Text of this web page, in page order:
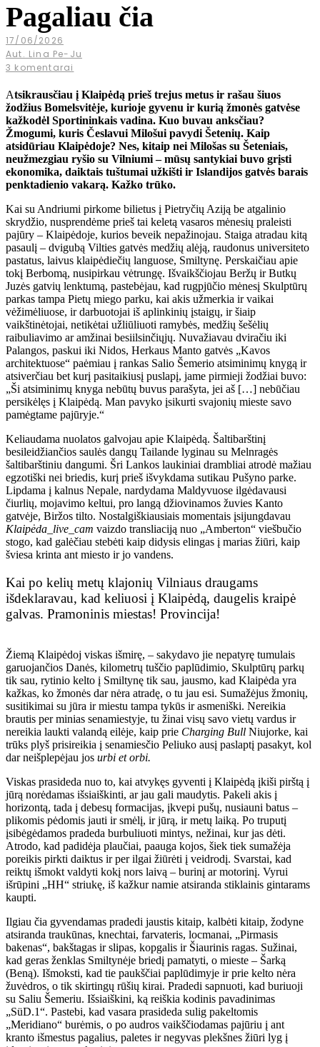
Pagaliau čia
17/06/2026
Aut. Lina Pe-Ju
3 komentarai
Atsikrausčiau į Klaipėdą prieš trejus metus ir rašau šiuos
žodžius Bomelsvitėje, kurioje gyvenu ir kurią žmonės gatvėse
kažkodėl Sportininkais vadina. Kuo buvau anksčiau?
Žmogumi, kuris Česlavui Milošui pavydi Šetenių. Kaip
atsidūriau Klaipėdoje? Nes, kitaip nei Milošas su Šeteniais,
neužmezgiau ryšio su Vilniumi – mūsų santykiai buvo grįsti
ekonomika, daiktais tuštumai užkišti ir Islandijos gatvės barais
penktadienio vakarą. Kažko trūko.
Kai su Andriumi pirkome bilietus į Pietryčių Aziją be atgalinio
skrydžio, nusprendėme prieš tai keletą vasaros mėnesių praleisti
pajūry – Klaipėdoje, kurios beveik nepažinojau. Staiga atradau kitą
pasaulį – dvigubą Vilties gatvės medžių alėją, raudonus universiteto
pastatus, laivus klaipėdiečių languose, Smiltynę. Perskaičiau apie
tokį Berbomą, nusipirkau vėtrungę. Išvaikščiojau Beržų ir Butkų
Juzės gatvių lenktumą, pastebėjau, kad rugpjūčio mėnesį Skulptūrų
parkas tampa Pietų miego parku, kai akis užmerkia ir vaikai
vėžimėliuose, ir darbuotojai iš aplinkinių įstaigų, ir šiaip
vaikštinėtojai, netikėtai užliūliuoti ramybės, medžių šešėlių
raibuliavimo ar amžinai besiilsinčiųjų. Nuvažiavau dviračiu iki
Palangos, paskui iki Nidos, Herkaus Manto gatvės „Kavos
architektuose“ paėmiau į rankas Salio Šemerio atsiminimų knygą ir
atsiverčiau bet kurį pasitaikiusį puslapį, jame pirmieji žodžiai buvo:
„Ši atsiminimų knyga nebūtų buvus parašyta, jei aš […] nebūčiau
persikėlęs į Klaipėdą. Man pavyko įsikurti svajonių mieste savo
pamėgtame pajūryje.“
Keliaudama nuolatos galvojau apie Klaipėdą. Šaltibarštinį
besileidžiančios saulės dangų Tailande lyginau su Melnragės
šaltibarštiniu dangumi. Šri Lankos laukiniai drambliai atrodė mažiau
egzotiški nei briedis, kurį prieš išvykdama sutikau Pušyno parke.
Lipdama į kalnus Nepale, nardydama Maldyvuose ilgėdavausi
čiurlių, mojavimo keltui, pro langą džiovinamos žuvies Kanto
gatvėje, Biržos tilto. Nostalgiškiausiais momentais įsijungdavau
Klaipėda_live_cam vaizdo transliaciją nuo „Amberton“ viešbučio
stogo, kad galėčiau stebėti kaip didysis elingas į marias žiūri, kaip
šviesa krinta ant miesto ir jo vandens.
Kai po kelių metų klajonių Vilniaus draugams
išdeklaravau, kad keliuosi į Klaipėdą, daugelis kraipė
galvas. Pramoninis miestas! Provincija!
Žiemą Klaipėdoj viskas išmirę, – sakydavo jie nepatyrę tumulais
garuojančios Danės, kilometrų tuščio paplūdimio, Skulptūrų parkų
tik sau, rytinio kelto į Smiltynę tik sau, jausmo, kad Klaipėda yra
kažkas, ko žmonės dar nėra atradę, o tu jau esi. Sumažėjus žmonių,
susitikimai su jūra ir miestu tampa tykūs ir asmeniški. Nereikia
brautis per minias senamiestyje, tu žinai visų savo vietų vardus ir
nereikia laukti valandą eilėje, kaip prie Charging Bull Niujorke, kai
trūks plyš prisireikia į senamiesčio Peliuko ausį paslaptį pasakyt, kol
dar neišplepėjau jos urbi et orbi.
Viskas prasideda nuo to, kai atvykęs gyventi į Klaipėdą įkiši pirštą į
jūrą norėdamas išsiaiškinti, ar jau gali maudytis. Pakeli akis į
horizontą, tada į debesų formacijas, įkvepi pušų, nusiauni batus –
plikomis pėdomis jauti ir smėlį, ir jūrą, ir metų laiką. Po truputį
įsibėgėdamos pradeda burbuliuoti mintys, nežinai, kur jas dėti.
Atrodo, kad padidėja plaučiai, paauga kojos, šiek tiek sumažėja
poreikis pirkti daiktus ir per ilgai žiūrėti į veidrodį. Svarstai, kad
reiktų išmokt valdyti kokį nors laivą – burinį ar motorinį. Vyrui
išrūpini „HH“ striukę, iš kažkur namie atsiranda stiklainis gintarams
kaupti.
Ilgiau čia gyvendamas pradedi jaustis kitaip, kalbėti kitaip, žodyne
atsiranda traukūnas, knechtai, farvateris, locmanai, „Pirmasis
bakenas“, bakštagas ir slipas, kopgalis ir Šiaurinis ragas. Sužinai,
kad geras ženklas Smiltynėje briedį pamatyti, o mieste – Šarką
(Beną). Išmoksti, kad tie paukščiai paplūdimyje ir prie kelto nėra
žuvėdros, o tik skirtingų rūšių kirai. Pradedi sapnuoti, kad buriuoji
su Saliu Šemeriu. Išsiaiškini, ką reiškia kodinis pavadinimas
„SüD.1“. Pastebi, kad vasara prasideda sulig pakeltomis
„Meridiano“ burėmis, o po audros vaikščiodamas pajūriu į ant
kranto išmestus pagalius, paletes ir negyvas plekšnes žiūri lyg į